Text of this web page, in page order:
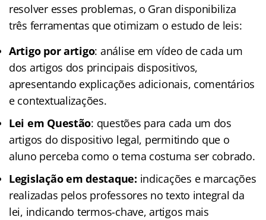
resolver esses problemas, o Gran disponibiliza
três ferramentas que otimizam o estudo de leis:
Artigo por artigo: análise em vídeo de cada um
dos artigos dos principais dispositivos,
apresentando explicações adicionais, comentários
e contextualizações.
Lei em Questão: questões para cada um dos
artigos do dispositivo legal, permitindo que o
aluno perceba como o tema costuma ser cobrado.
Legislação em destaque: indicações e marcações
realizadas pelos professores no texto integral da
lei, indicando termos-chave, artigos mais